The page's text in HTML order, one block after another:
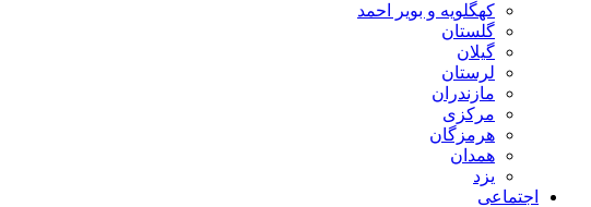
کهگلویه و بویر احمد
گلستان
گیلان
لرستان
مازندران
مرکزی
هرمزگان
همدان
یزد
اجتماعی